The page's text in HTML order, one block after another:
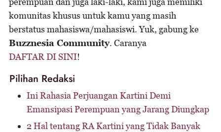
komunitas khusus untuk kamu yang masih
berstatus mahasiswa/mahasiswi. Yuk, gabung ke
Buzznesia Community. Caranya
DAFTAR DI SINI!
Pilihan Redaksi
Ini Rahasia Perjuangan Kartini Demi
Emansipasi Perempuan yang Jarang Diungkap
2 Hal tentang RA Kartini yang Tidak Banyak